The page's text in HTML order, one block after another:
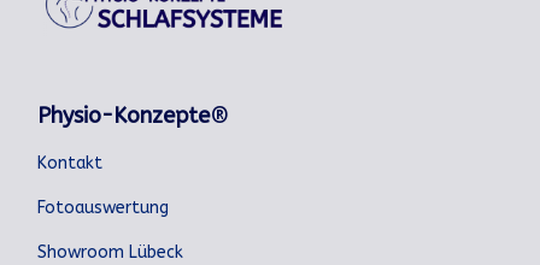
Physio-Konzepte®
Kontakt
Fotoauswertung
Showroom Lübeck